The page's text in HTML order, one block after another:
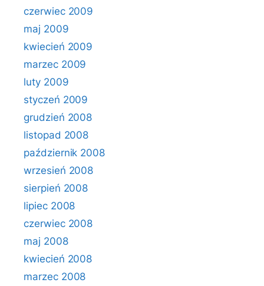
czerwiec 2009
maj 2009
kwiecień 2009
marzec 2009
luty 2009
styczeń 2009
grudzień 2008
listopad 2008
październik 2008
wrzesień 2008
sierpień 2008
lipiec 2008
czerwiec 2008
maj 2008
kwiecień 2008
marzec 2008